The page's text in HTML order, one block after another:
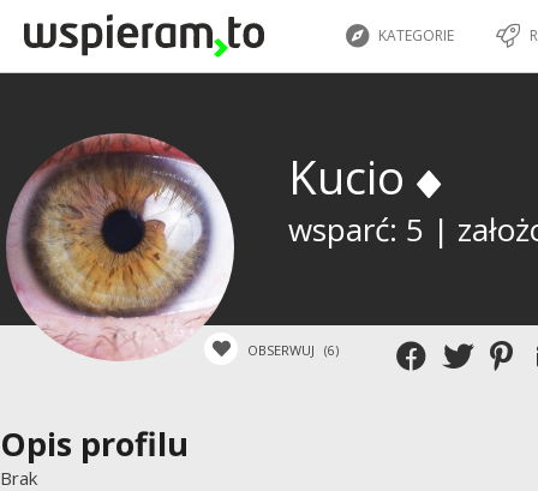
KATEGORIE
Kucio
wsparć: 5 |
OBSERWUJ (6)
Opis profilu
Brak